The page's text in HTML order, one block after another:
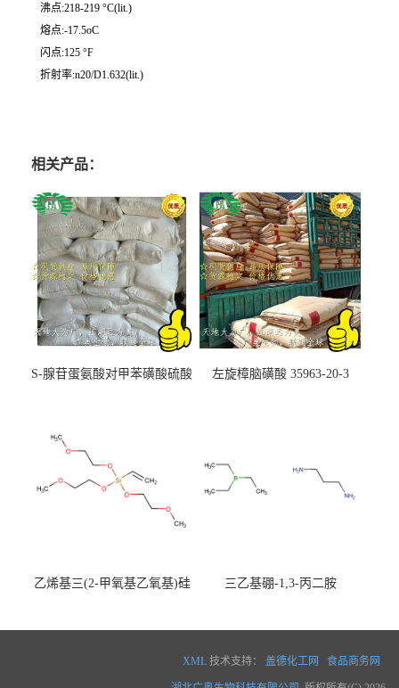
沸点:218-219 °C(lit.)
熔点:-17.5oC
闪点:125 °F
折射率:n20/D1.632(lit.)
相关产品：
S-腺苷蛋氨酸对甲苯磺酸硫酸
左旋樟脑磺酸 35963-20-3
乙烯基三(2-甲氧基乙氧基)硅
三乙基硼-1,3-丙二胺
XML 技术支持： 盖德化工网 食品商务网